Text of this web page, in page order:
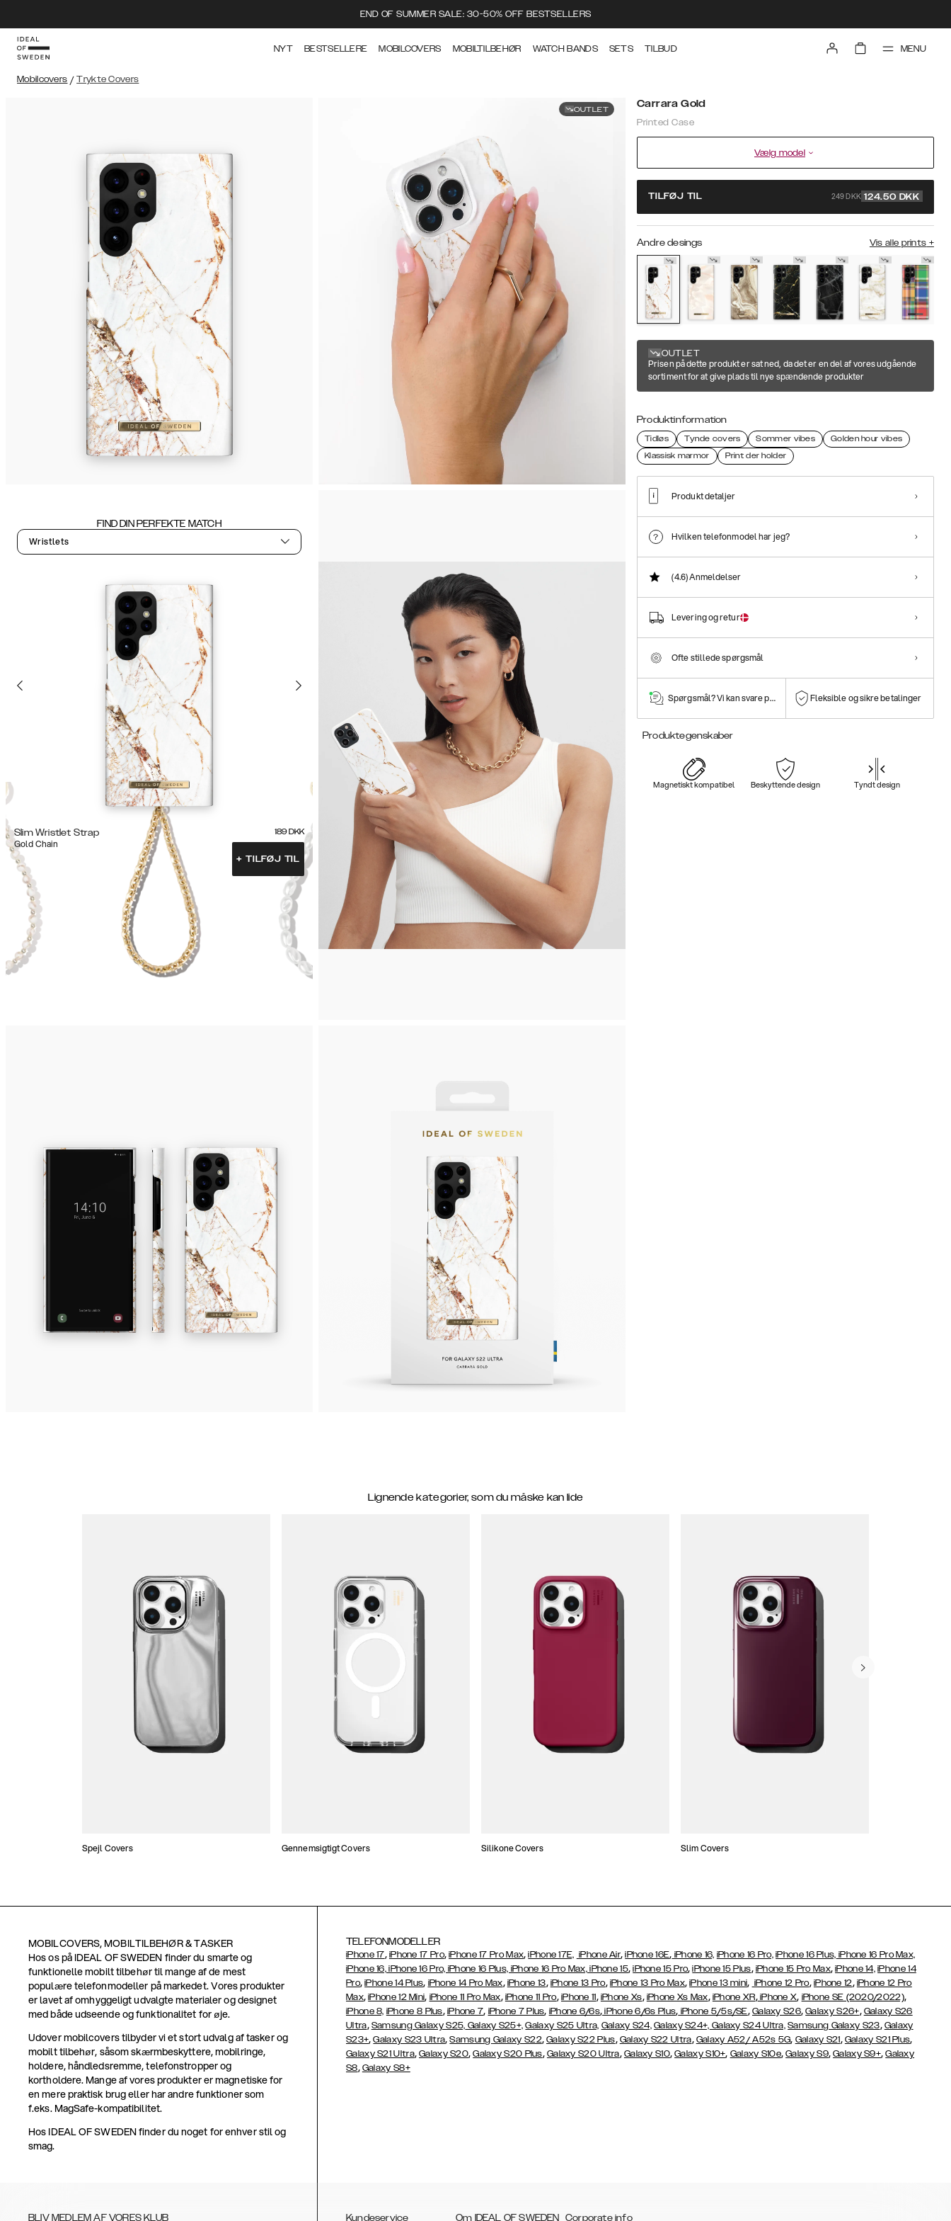
END OF SUMMER SALE: 30-50% OFF BESTSELLERS
NYT BESTSELLERE MOBILCOVERS MOBILTILBEHØR WATCH BANDS SETS TILBUD MENU
Mobilcovers / Trykte Covers
OUTLET
FIND DIN PERFEKTE MATCH
Wristlets
Slim Wristlet Strap
Gold Chain
189 DKK
+ TILFØJ TIL
Carrara Gold
Printed Case
Vælg model
TILFØJ TIL 249 DKK 124.50 DKK
Andre desings Vis alle prints +
OUTLET
Prisen på dette produkt er sat ned, da det er en del af vores udgående
sortiment for at give plads til nye spændende produkter
Produktinformation
Tidløs Tynde covers Sommer vibes
Golden hour vibes
Klassisk marmor
Print der holder
Produkt detaljer
Hvilken telefonmodel har jeg?
(4.6)Anmeldelser
Levering og retur
Ofte stillede spørgsmål
Spørgsmål? Vi kan svare på dem! Fleksible og sikre betalinger
Produktegenskaber
Magnetiskt kompatibel Beskyttende design Tyndt design
Lignende kategorier, som du måske kan lide
Spejl Covers Gennemsigtigt Covers Silikone Covers Slim Covers
MOBILCOVERS, MOBILTILBEHØR & TASKER
Hos os på IDEAL OF SWEDEN finder du smarte og
funktionelle mobilt tilbehør til mange af de mest
populære telefonmodeller på markedet. Vores produkter
er lavet af omhyggeligt udvalgte materialer og designet
med både udseende og funktionalitet for øje.
Udover mobilcovers tilbyder vi et stort udvalg af tasker og
mobilt tilbehør, såsom skærmbeskyttere, mobilringe,
holdere, håndledsremme, telefonstropper og
kortholdere. Mange af vores produkter er magnetiske for
en mere praktisk brug eller har andre funktioner som
f.eks. MagSafe-kompatibilitet.
Hos IDEAL OF SWEDEN finder du noget for enhver stil og
smag.
TELEFONMODELLER
iPhone 17, iPhone 17 Pro,iPhone 17 Pro Max,iPhone 17E, iPhone Air,iPhone 16E, iPhone 16, iPhone 16 Pro, iPhone 16 Plus, iPhone 16 Pro Max,
iPhone 16, iPhone 16 Pro, iPhone 16 Plus, iPhone 16 Pro Max, iPhone 15,iPhone 15 Pro,iPhone 15 Plus, iPhone 15 Pro Max,iPhone 14, iPhone 14
Pro,iPhone 14 Plus, iPhone 14 Pro Max, iPhone 13, iPhone 13 Pro, iPhone 13 Pro Max,iPhone 13 mini, iPhone 12 Pro, iPhone 12, iPhone 12 Pro
Max,iPhone 12 Mini, iPhone 11 Pro Max, iPhone 11 Pro, iPhone 11, iPhone Xs, iPhone Xs Max, iPhone XR,iPhone X, iPhone SE (2020/2022),
iPhone 8, iPhone 8 Plus, iPhone 7, iPhone 7 Plus, iPhone 6/6s, iPhone 6/6s Plus, iPhone 5/5s/SE, Galaxy S26,Galaxy S26+, Galaxy S26
Ultra, Samsung Galaxy S25, Galaxy S25+, Galaxy S25 Ultra, Galaxy S24, Galaxy S24+, Galaxy S24 Ultra, Samsung Galaxy S23, Galaxy
S23+,Galaxy S23 Ultra,Samsung Galaxy S22,Galaxy S22 Plus, Galaxy S22 Ultra, Galaxy A52/ A52s 5G, Galaxy S21, Galaxy S21 Plus,
Galaxy S21 Ultra,Galaxy S20,Galaxy S20 Plus, Galaxy S20 Ultra, Galaxy S10,Galaxy S10+, Galaxy S10e,Galaxy S9,Galaxy S9+,Galaxy
S8, Galaxy S8+
BLIV MEDLEM AF VORES KLUB Kundeservice Om IDEAL OF SWEDEN Corporate info